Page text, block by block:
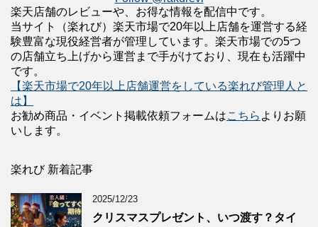
楽天店舗のレビューや、お得な情報を配信中です。
当サイト（楽れび）楽天市場で20年以上店舗を運営する経
験豊富な現役経営者が管理しています。楽天市場での5つ
の店舗立ち上げから運営まで手がけており、現在も活躍中
です。
【楽天市場で20年以上店舗運営をしている楽れび管理人と
は】
お勧め商品・イベント掲載依頼フォームはこちら よりお願
いします。
楽れび 新着記事
2025/12/23
クリスマスプレゼント、いつ渡す？タイ